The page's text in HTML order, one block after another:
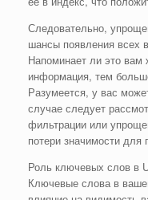
Следовательно,
шансы появления всех
Напоминает ли это
информация, тем
Разумеется, у вас
случае следует
фильтрации или
потери значимости для
Роль ключевых слов в
Ключевые слова в